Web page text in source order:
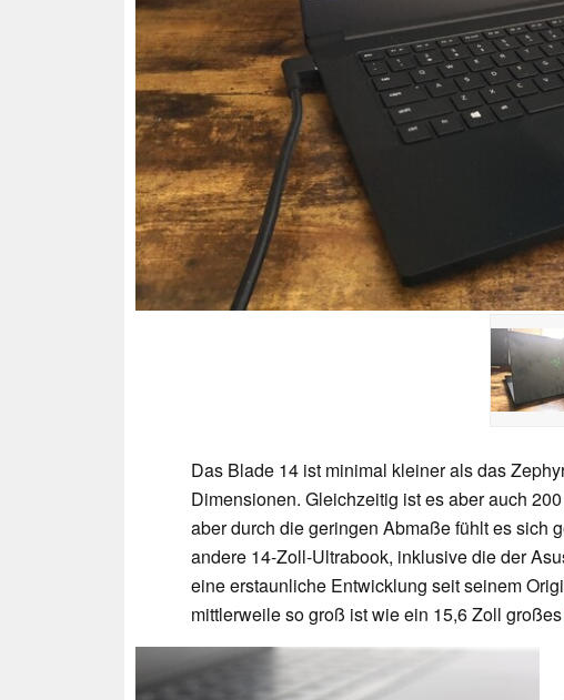
Das Blade 14 ist minimal kleiner als das
Dimensionen. Gleichzeitig ist es aber auch
aber durch die geringen Abmaße fühlt es sich
andere 14-Zoll-Ultrabook, inklusive die der
eine erstaunliche Entwicklung seit seinem
mittlerweile so groß ist wie ein 15,6 Zoll großes